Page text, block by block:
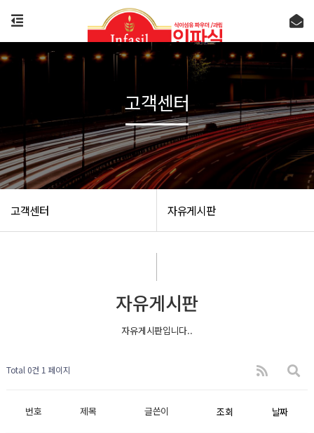
고객센터 자유게시판
고객센터
자유게시판
자유게시판입니다..
Total 0건 1 페이지
번호 제목 글쓴이 조회 날짜